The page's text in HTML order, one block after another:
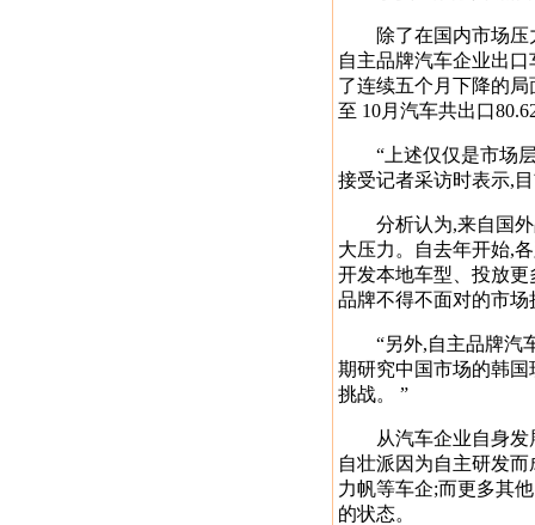
除了在国内市场压力
自主品牌汽车企业出
了连续五个月下降的
至 10月汽车共出口
“上述仅仅是市场层
接受记者采访时表示,
分析认为,来自国外
大压力。自去年开始,
开发本地车型、投放
品牌不得不面对的市场
“另外,自主品牌汽车
期研究中国市场的韩
挑战。 ”
从汽车企业自身发展
自壮派因为自主研发
力帆等车企;而更多其
的状态。